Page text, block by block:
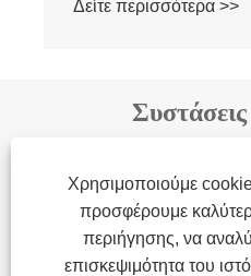
Δείτε περισσότερα >>
Χρησιμοποιούμε
προσφέρουμε
περιήγησης, να
επισκεψιμότητα του